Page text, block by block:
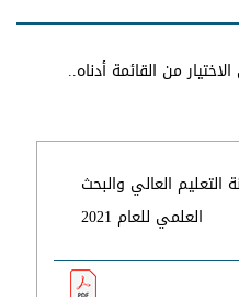
من القائمة أدناه..
التعليم العالي والبحث
العلمي للعام 2021